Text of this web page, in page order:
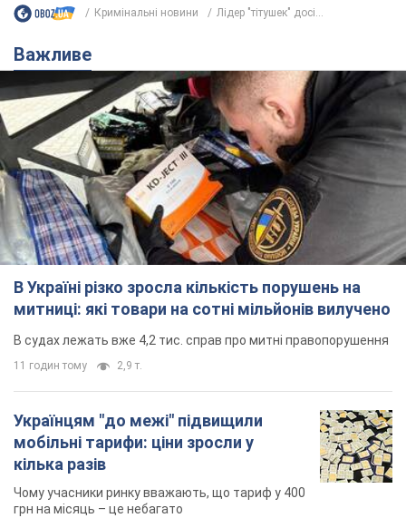
Кримінальні новини Лідер "тітушек" досі...
Важливе
В Україні різко зросла кількість порушень на
митниці: які товари на сотні мільйонів вилучено
В судах лежать вже 4,2 тис. справ про митні правопорушення
11 годин тому 2,9 т.
Українцям "до межі" підвищили
мобільні тарифи: ціни зросли у
кілька разів
Чому учасники ринку вважають, що тариф у 400
грн на місяць – це небагато